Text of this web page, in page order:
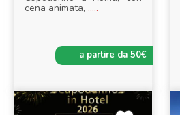
cena animata, .....
a partire da 50€